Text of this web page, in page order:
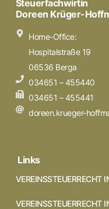
Steuerfachwirtin
Doreen Krüger-
Home-Office:
Hospitalstraße 19
06536 Berga
034651 – 455440
034651 – 455441
doreen.krueger-
Links
VEREINSSTEUERRECHT
VEREINSSTEUERRECHT